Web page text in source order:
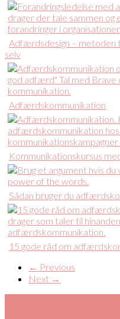
Adfærdsdesign – metoden
selv
Adfærdskommunikation
Kommunikationskursus
Sådan bruger du
15 gode råd om
← Previous
Next →